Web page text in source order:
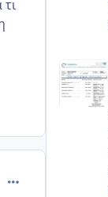
comment_985569